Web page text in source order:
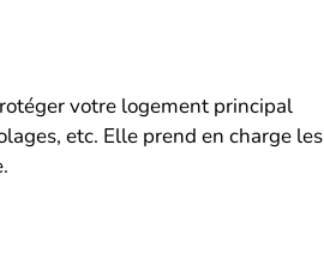
votre logement principal
etc. Elle prend en charge les